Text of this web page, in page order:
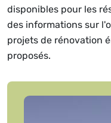
disponibles pour les
des informations sur
projets de rénovation
proposés.